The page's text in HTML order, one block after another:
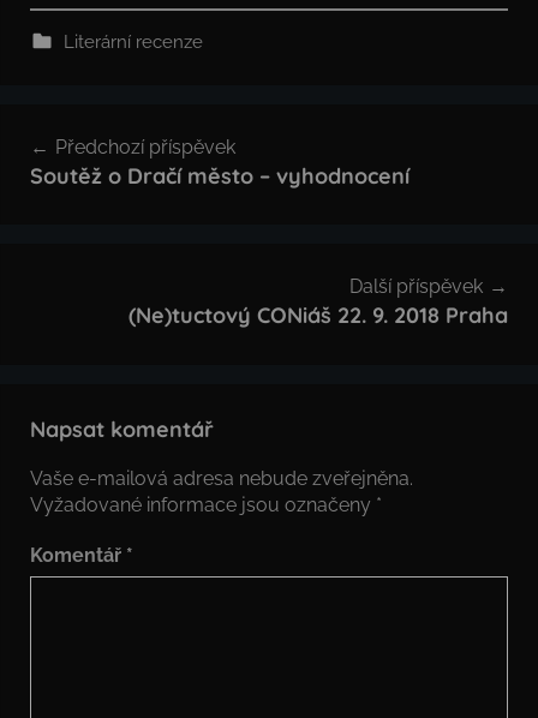
Literární recenze
pro
Předchozí příspěvek
Soutěž o Dračí město – vyhodnocení
Další příspěvek
(Ne)tuctový CONiáš 22. 9. 2018 Praha
Napsat komentář
Vaše e-mailová adresa nebude zveřejněna.
Vyžadované informace jsou označeny *
Komentář *